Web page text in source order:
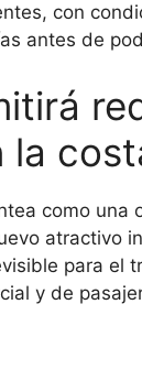
con
antes de
la
como
atractivo
para el
y de